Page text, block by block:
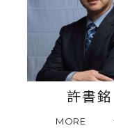
許書銘
MORE